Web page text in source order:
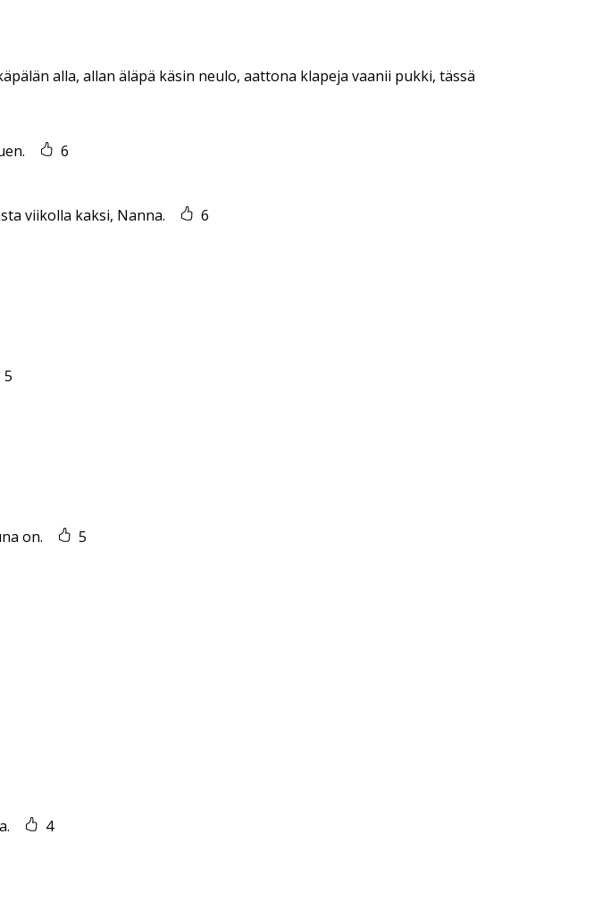
alla, allan äläpä käsin neulo, aattona klapeja vaanii pukki, tässä
6
viikolla kaksi, Nanna.
6
5
on.
5
4